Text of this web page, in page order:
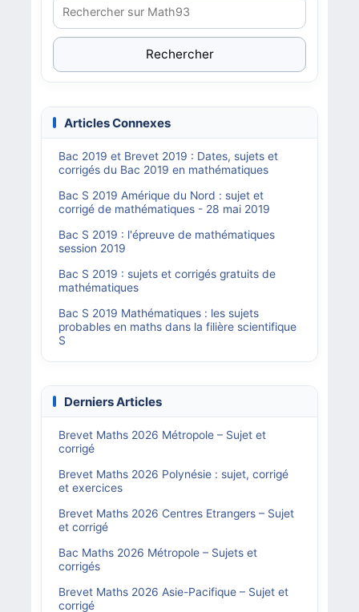
Rechercher
Articles Connexes
Bac 2019 et Brevet 2019 : Dates, sujets et
corrigés du Bac 2019 en mathématiques
Bac S 2019 Amérique du Nord : sujet et
corrigé de mathématiques - 28 mai 2019
Bac S 2019 : l'épreuve de mathématiques
session 2019
Bac S 2019 : sujets et corrigés gratuits de
mathématiques
Bac S 2019 Mathématiques : les sujets
probables en maths dans la filière scientifique
S
Derniers Articles
Brevet Maths 2026 Métropole – Sujet et
corrigé
Brevet Maths 2026 Polynésie : sujet, corrigé
et exercices
Brevet Maths 2026 Centres Etrangers – Sujet
et corrigé
Bac Maths 2026 Métropole – Sujets et
corrigés
Brevet Maths 2026 Asie-Pacifique – Sujet et
corrigé